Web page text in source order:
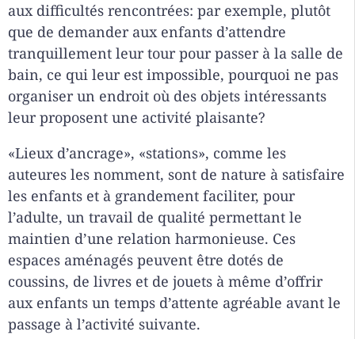
aux difficultés rencontrées: par exemple, plutôt
que de demander aux enfants d’attendre
tranquillement leur tour pour passer à la salle de
bain, ce qui leur est impossible, pourquoi ne pas
organiser un endroit où des objets intéressants
leur proposent une activité plaisante?
«Lieux d’ancrage», «stations», comme les
auteures les nomment, sont de nature à satisfaire
les enfants et à grandement faciliter, pour
l’adulte, un travail de qualité permettant le
maintien d’une relation harmonieuse. Ces
espaces aménagés peuvent être dotés de
coussins, de livres et de jouets à même d’offrir
aux enfants un temps d’attente agréable avant le
passage à l’activité suivante.